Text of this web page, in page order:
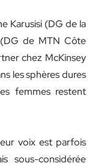
Karusisi (DG de la
de MTN Côte
chez McKinsey
les sphères dures
femmes restent
voix est parfois
sous-considérée